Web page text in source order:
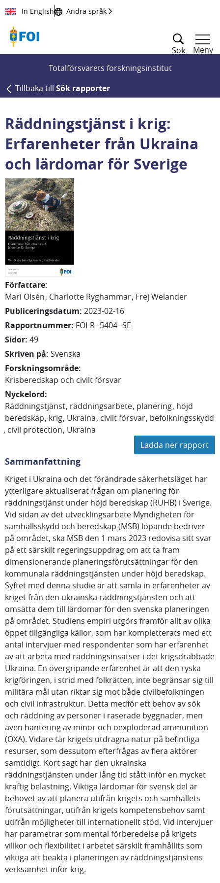
Till innehållet
In English Andra språk
Sök
Meny
Totalförsvarets forskningsinstitut
Tillbaka till Sök rapporter
Räddningstjänst i krig:
Erfarenheter från Ukraina
och lärdomar för Sverige
Författare:
Mari Olsén Charlotte Ryghammar Frej Welander
Publiceringsdatum: 2023-02-16
Rapportnummer: FOI-R--5404--SE
Sidor: 49
Skriven på: Svenska
Forskningsområde:
Krisberedskap och civilt försvar
Nyckelord:
Räddningstjänst räddningsarbete planering höjd
beredskap krig Ukraina civilt försvar befolkningsskydd
civil protection Ukraina
Ladda ner rapport
Sammanfattning
Kriget i Ukraina och det förändrade säkerhetsläget har
ytterligare aktualiserat frågan om planering för
räddningstjänst under höjd beredskap (RUHB) i Sverige.
Vid sidan av det utvecklingsarbete Myndigheten för
samhällsskydd och beredskap (MSB) löpande bedriver
på området, ska MSB den 1 mars 2023 redovisa sitt svar
på ett särskilt regeringsuppdrag om att ta fram
dimensionerande planeringsförutsättningar för den
kommunala räddningstjänsten under höjd beredskap.
Syftet med denna studie är att samla in erfarenheter av
kriget från den ukrainska räddningstjänsten och att
omsätta dem till lärdomar för den svenska planeringen
på området. Studiens empiri utgörs framför allt av olika
öppet tillgängliga källor, som har kompletterats med ett
antal intervjuer med respondenter som har erfarenhet
av att arbeta med räddningsinsatser i det krigsdrabbade
Ukraina. En övergripande erfarenhet är att den ryska
krigföringen, i strid med folkrätten, inte begränsar sig till
militära mål utan riktar sig mot både civilbefolkningen
och civil infrastruktur. Detta medför ett behov av sök
och räddning av personer i raserade byggnader, men
även hantering av minor och oexploderad ammunition
(OXA). Vidare tär krigets utdragna natur på befintliga
resurser, som dessutom efterfrågas av flera aktörer
samtidigt. Kort sagt har den ukrainska
räddningstjänsten under lång tid stått inför en mycket
kraftig belastning. Viktiga lärdomar för svensk del är
behovet av att planera utifrån krigets och samhällets
förutsättningar, utifrån krigets kompetensbehov samt
utifrån möjligheter till internationellt stöd. Vid intervjuer
har parametrar som mental förberedelse på krigets
villkor och flexibilitet i arbetet särskilt framhållits som
viktiga att beakta i planeringen av räddningstjänstens
verksamhet inför krig.